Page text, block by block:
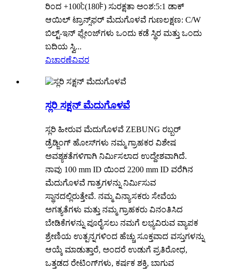
ರಿಂದ +100℃(180℉) ಸುರಕ್ಷತಾ ಅಂಶ:5:1 ಡಾಕ್
ಆಯಿಲ್ ಟ್ರಾನ್ಸ್‌ಫರ್ ಮೆದುಗೊಳವೆ ಗುಣಲಕ್ಷಣ: C/W
ಬಿಲ್ಟ್-ಇನ್ ಫ್ಲೇಂಜ್‌ಗಳು ಒಂದು ಕಡೆ ಸ್ಥಿರ ಮತ್ತು ಒಂದು
ಬದಿಯ ಸ್ವಿ...
ವಿಚಾರಣೆವಿವರ
ಸ್ಲರಿ ಸಕ್ಷನ್ ಮೆದುಗೊಳವೆ
ಸ್ಲರಿ ಹೀರುವ ಮೆದುಗೊಳವೆ ZEBUNG ರಬ್ಬರ್
ಡ್ರೆಡ್ಜಿಂಗ್ ಹೋಸ್‌ಗಳು ನಮ್ಮ ಗ್ರಾಹಕರ ವಿಶೇಷ
ಅವಶ್ಯಕತೆಗಳಿಗಾಗಿ ನಿರ್ಮಿಸಲಾದ ಉದ್ದೇಶವಾಗಿದೆ.
ನಾವು 100 mm ID ಯಿಂದ 2200 mm ID ವರೆಗಿನ
ಮೆದುಗೊಳವೆ ಗಾತ್ರಗಳನ್ನು ನಿರ್ಮಿಸುವ
ಸ್ಥಾನದಲ್ಲಿರುತ್ತೇವೆ. ನಮ್ಮ ವಿನ್ಯಾಸಕರು ಸೇವೆಯ
ಅಗತ್ಯತೆಗಳು ಮತ್ತು ನಮ್ಮ ಗ್ರಾಹಕರು ವಿನಂತಿಸಿದ
ಬೇಡಿಕೆಗಳನ್ನು ಪೂರೈಸಲು ನಮಗೆ ಲಭ್ಯವಿರುವ ವ್ಯಾಪಕ
ಶ್ರೇಣಿಯ ಉತ್ಪನ್ನಗಳಿಂದ ಹೆಚ್ಚು ಸೂಕ್ತವಾದ ವಸ್ತುಗಳನ್ನು
ಆಯ್ಕೆ ಮಾಡುತ್ತಾರೆ, ಅಂದರೆ ಉಡುಗೆ ಪ್ರತಿರೋಧ,
ಒತ್ತಡದ ರೇಟಿಂಗ್‌ಗಳು, ಕರ್ಷಕ ಶಕ್ತಿ, ಬಾಗುವ